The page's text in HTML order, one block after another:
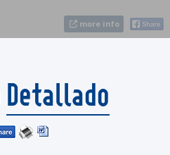
more info
Detallado